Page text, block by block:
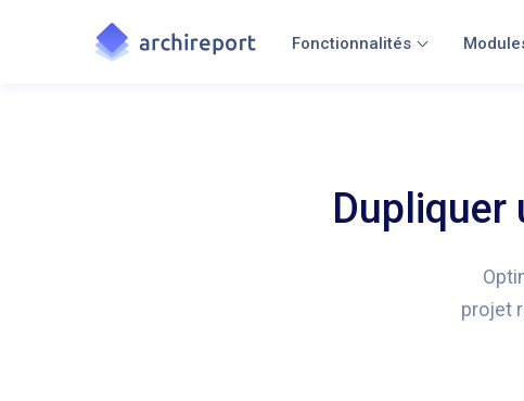
Fonctionnalités
Dupliquer
projet